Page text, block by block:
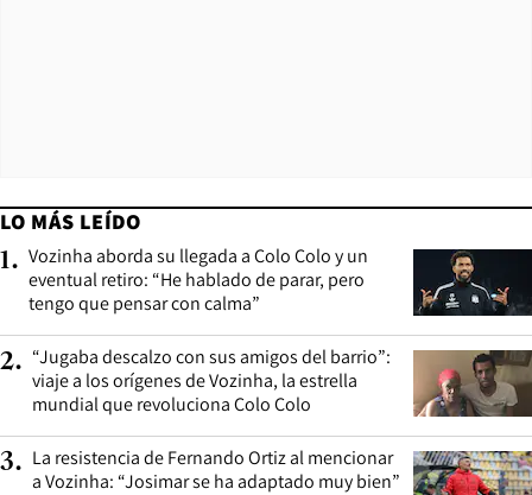
LO MÁS LEÍDO
1. Vozinha aborda su llegada a Colo Colo y un
eventual retiro: “He hablado de parar, pero
tengo que pensar con calma”
2. “Jugaba descalzo con sus amigos del barrio”:
viaje a los orígenes de Vozinha, la estrella
mundial que revoluciona Colo Colo
3. La resistencia de Fernando Ortiz al mencionar
a Vozinha: “Josimar se ha adaptado muy bien”